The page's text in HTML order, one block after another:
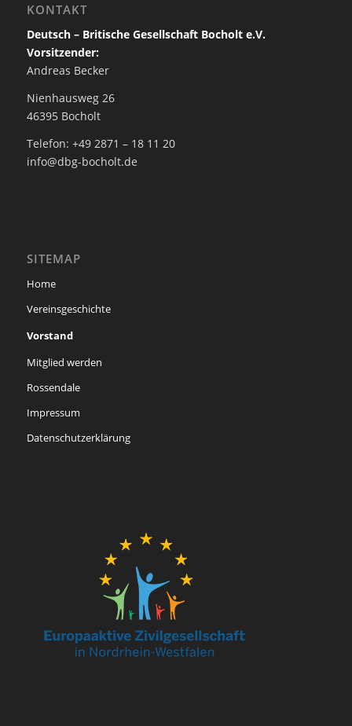
KONTAKT
Deutsch – Britische Gesellschaft Bocholt e.V.
Vorsitzender:
Andreas Becker
Nienhausweg 26
46395 Bocholt
Telefon: +49 2871 – 18 11 20
info@dbg-bocholt.de
SITEMAP
Home
Vereinsgeschichte
Vorstand
Mitglied werden
Rossendale
Impressum
Datenschutzerklärung